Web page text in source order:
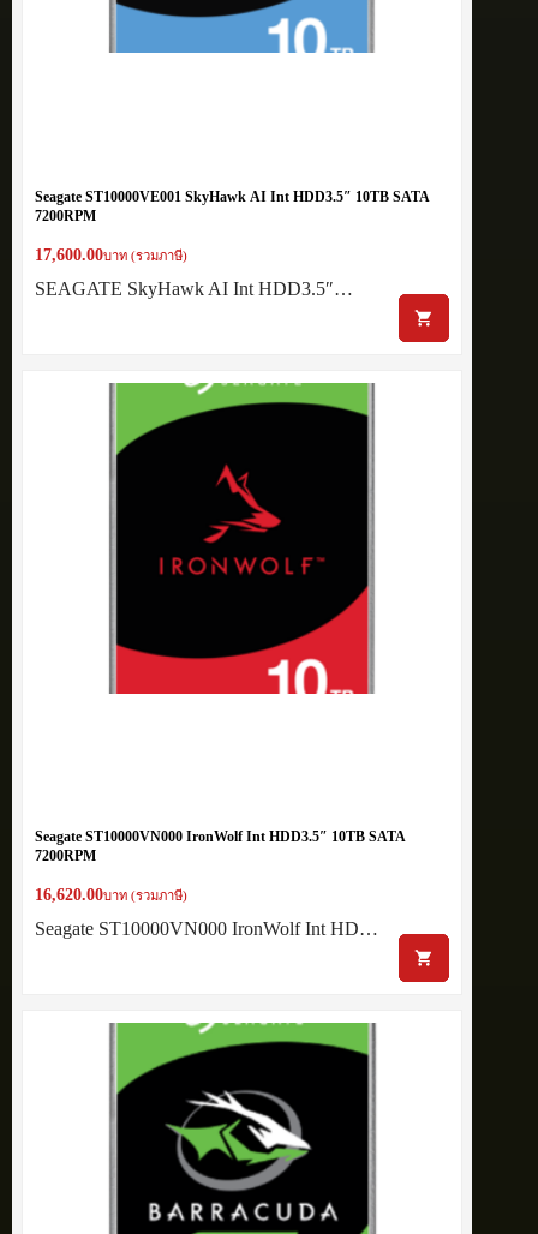
Seagate ST10000VE001 SkyHawk AI Int HDD3.5″ 10TB SATA
7200RPM
17,600.00บาท (รวมภาษี)
SEAGATE SkyHawk AI Int HDD3.5″…
Seagate ST10000VN000 IronWolf Int HDD3.5″ 10TB SATA
7200RPM
16,620.00บาท (รวมภาษี)
Seagate ST10000VN000 IronWolf Int HD…